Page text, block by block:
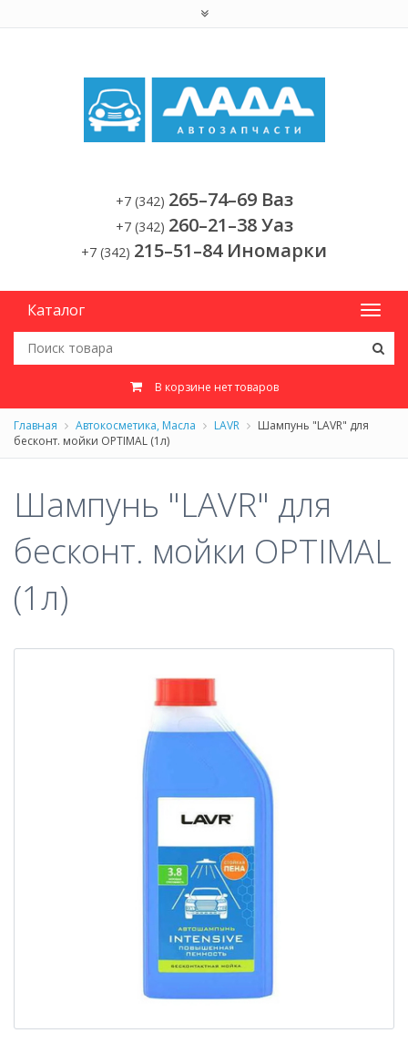
+7 (342) 265–74–69 Ваз
+7 (342) 260–21–38 Уаз
+7 (342) 215–51–84 Иномарки
Каталог
В корзине нет товаров
Главная Автокосметика, Масла LAVR
Шампунь "LAVR" для
бесконт. мойки OPTIMAL (1л)
Шампунь "LAVR" для
бесконт. мойки OPTIMAL
(1л)